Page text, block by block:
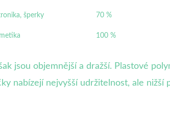
šperky 70 %
100 %
jsou objemnější a dražší. Plastové
nabízejí nejvyšší udržitelnost, ale nižší